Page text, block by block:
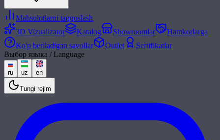
Mahsulotlarni taqqoslash
3D Vizualizator
Katalog Showroomlar
Hamkorlarga
Ko'p beriladigan savollar
Outlet
Sertifikatlar
Выбор языка / Language
ru uz en
Tungi rejim